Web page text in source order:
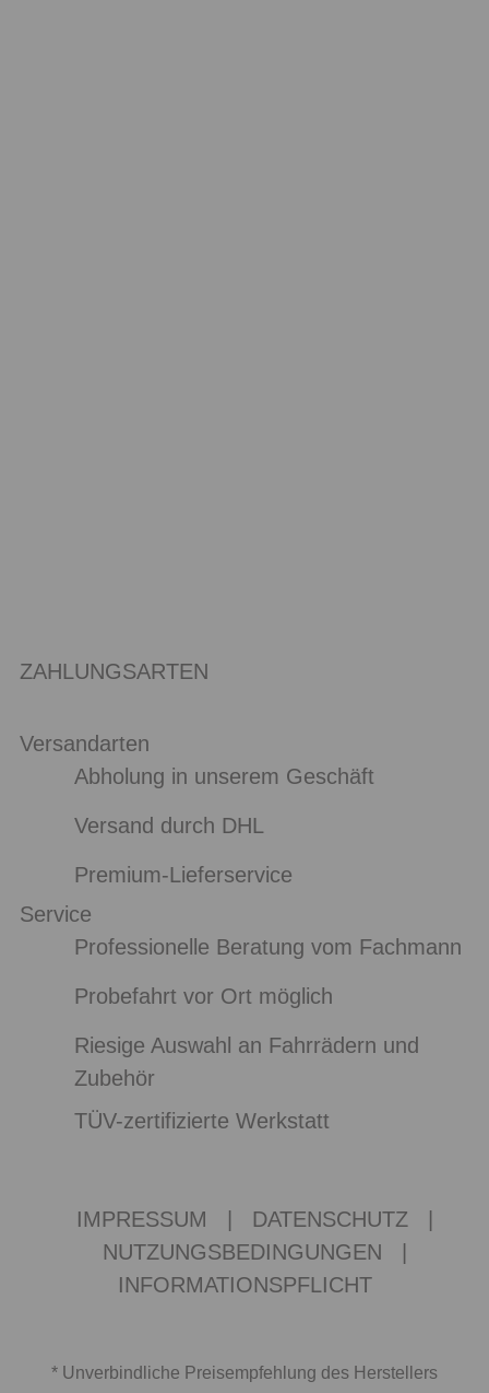
ZAHLUNGSARTEN
Versandarten
Abholung in unserem Geschäft
Versand durch DHL
Premium-Lieferservice
Service
Professionelle Beratung vom Fachmann
Probefahrt vor Ort möglich
Riesige Auswahl an Fahrrädern und
Zubehör
TÜV-zertifizierte Werkstatt
IMPRESSUM DATENSCHUTZ
NUTZUNGSBEDINGUNGEN
INFORMATIONSPFLICHT
* Unverbindliche Preisempfehlung des Herstellers